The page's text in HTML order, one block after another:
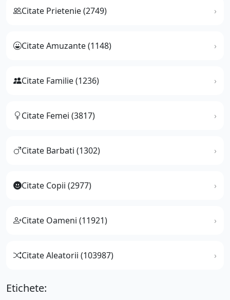
Citate Prietenie (2749)
Citate Amuzante (1148)
Citate Familie (1236)
Citate Femei (3817)
Citate Barbati (1302)
Citate Copii (2977)
Citate Oameni (11921)
Citate Aleatorii (103987)
Etichete: